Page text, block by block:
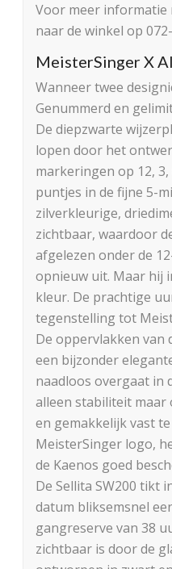
Voor meer informatie
naar de winkel op
MeisterSinger X
Wanneer twee
Genummerd en
De diepzwarte
lopen door het
markeringen op 12,
puntjes in de fijne 5-
zilverkleurige,
zichtbaar, waardoor
afgelezen onder de
opnieuw uit. Maar hij
kleur. De prachtige
tegenstelling tot
De oppervlakken van
een bijzonder
naadloos overgaat in
alleen stabiliteit maar
en gemakkelijk vast
MeisterSinger logo,
de Kaenos goed
De Sellita SW200 tikt
datum bliksemsnel
gangreserve van 38
zichtbaar is door de